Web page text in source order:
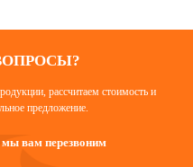
рассчитаем стоимость и
предложение.
мы вам перезвоним